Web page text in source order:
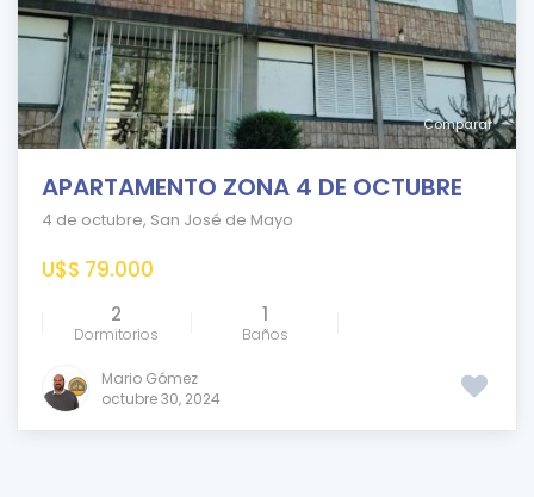
Comparar
APARTAMENTO ZONA 4 DE OCTUBRE
4 de octubre, San José de Mayo
U$S 79.000
2
Dormitorios
1
Baños
Mario Gómez
octubre 30, 2024